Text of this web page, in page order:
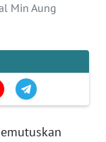
Min Aung